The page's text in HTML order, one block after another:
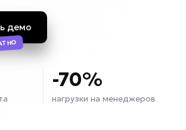
демо
-70%
нагрузки на менеджеров